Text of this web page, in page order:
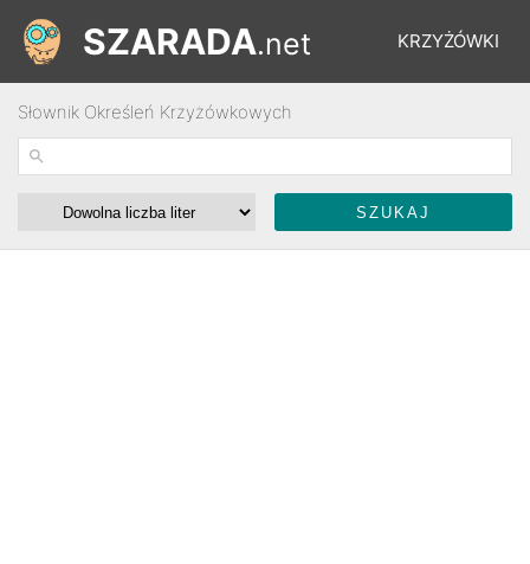
KRZYŻÓWKI
ŁAMIGŁÓWKI
SZARADA.net
Słownik Określeń Krzyżówkowych